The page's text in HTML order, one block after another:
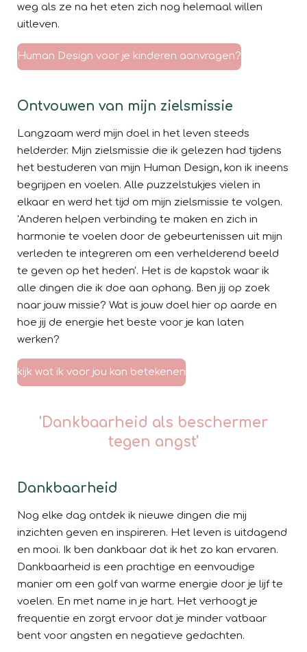
weg als ze na het eten zich nog helemaal willen
uitleven.
Human Design voor je kinderen aanvragen?
Ontvouwen van mijn zielsmissie
Langzaam werd mijn doel in het leven steeds
helderder. Mijn zielsmissie die ik gelezen had tijdens
het bestuderen van mijn Human Design, kon ik ineens
begrijpen en voelen. Alle puzzelstukjes vielen in
elkaar en werd het tijd om mijn zielsmissie te volgen.
'Anderen helpen verbinding te maken en zich in
harmonie te voelen door de gebeurtenissen uit mijn
verleden te integreren om een verhelderend beeld
te geven op het heden'. Het is de kapstok waar ik
alle dingen die ik doe aan ophang. Ben jij op zoek
naar jouw missie? Wat is jouw doel hier op aarde en
hoe jij de energie het beste voor je kan laten
werken?
kijk wat ik voor jou kan betekenen
'Dankbaarheid als beschermer
tegen angst'
Dankbaarheid
Nog elke dag ontdek ik nieuwe dingen die mij
inzichten geven en inspireren. Het leven is uitdagend
en mooi. Ik ben dankbaar dat ik het zo kan ervaren.
Dankbaarheid is een prachtige en eenvoudige
manier om een golf van warme energie door je lijf te
voelen. En met name in je hart. Het verhoogt je
frequentie en zorgt ervoor dat je minder vatbaar
bent voor angsten en negatieve gedachten.